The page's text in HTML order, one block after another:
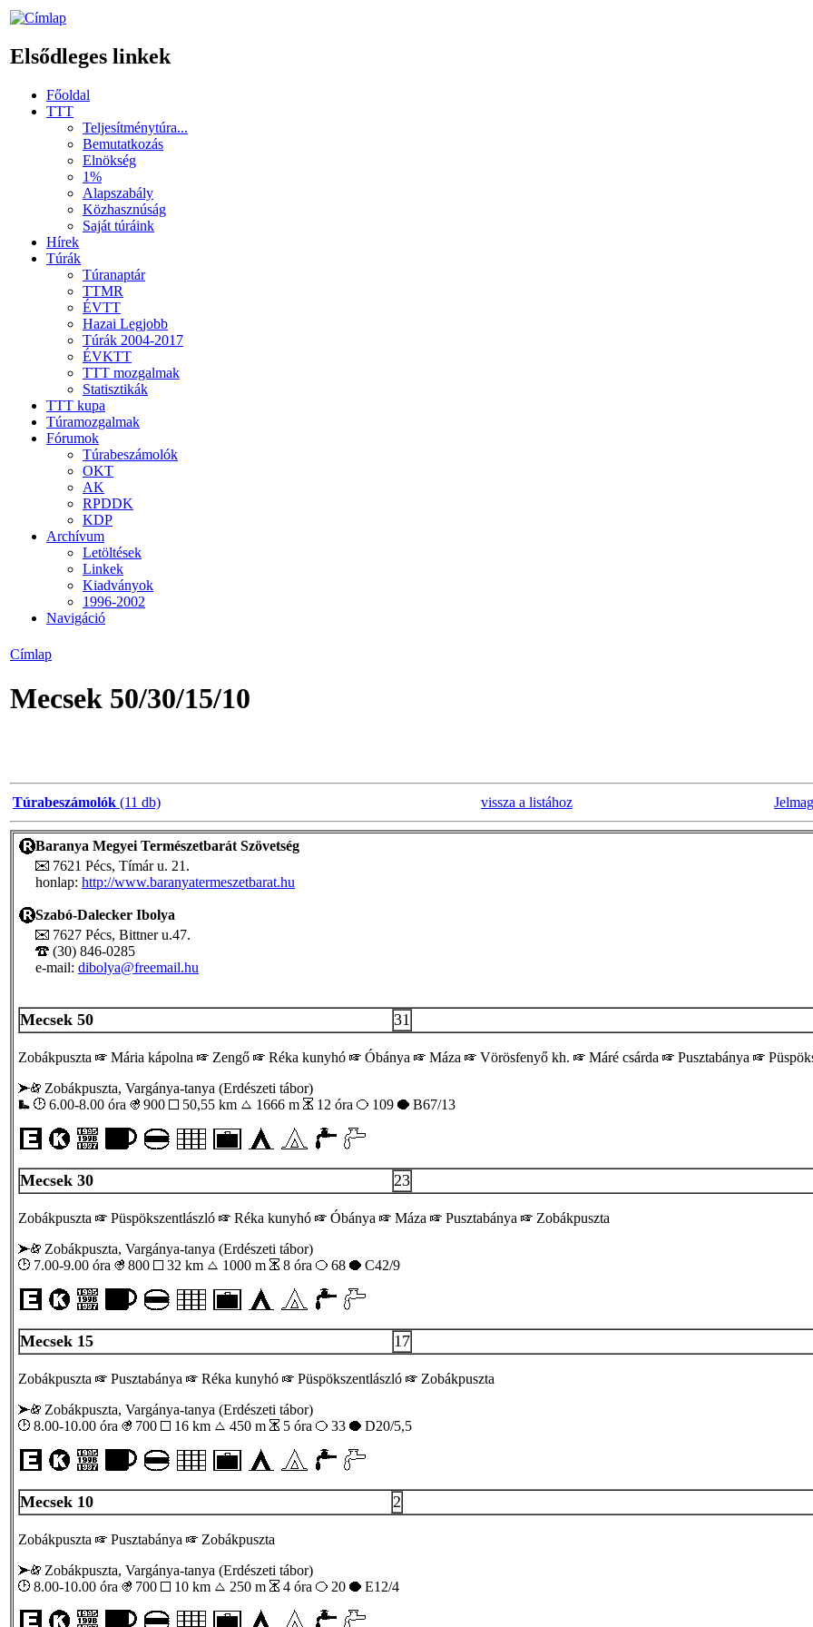
Elsődleges linkek
Főoldal
TTT
Teljesítménytúra...
Bemutatkozás
Elnökség
1%
Alapszabály
Közhasznúság
Saját túráink
Hírek
Túrák
Túranaptár
TTMR
ÉVTT
Hazai Legjobb
Túrák 2004-2017
ÉVKTT
TTT mozgalmak
Statisztikák
TTT kupa
Túramozgalmak
Fórumok
Túrabeszámolók
OKT
AK
RPDDK
KDP
Archívum
Letöltések
Linkek
Kiadványok
1996-2002
Navigáció
Címlap
Mecsek 50/30/15/10
Túrabeszámolók (11 db) vissza a listához
Baranya Megyei Természetbarát Szövetség
7621 Pécs, Tímár u. 21.
honlap: http://www.baranyatermeszetbarat.hu
Szabó-Dalecker Ibolya
7627 Pécs, Bittner u.47.
(30) 846-0285
e-mail: dibolya@freemail.hu
Mecsek 50 31
Zobákpuszta Mária kápolna Zengő Réka kunyhó Óbánya Máza Vörösfenyő kh. Máré csárda Pusztabánya
Zobákpuszta, Vargánya-tanya (Erdészeti tábor)
6.00-8.00 óra
900 50,55 km 1666 m 12 óra 109 B67/13
Mecsek 30 23
Zobákpuszta Püspökszentlászló Réka kunyhó Óbánya Máza Pusztabánya
Zobákpuszta
Zobákpuszta, Vargánya-tanya (Erdészeti tábor)
7.00-9.00 óra
800 32 km 1000 m 8 óra 68 C42/9
Mecsek 15 17
Zobákpuszta Pusztabánya Réka kunyhó Püspökszentlászló
Zobákpuszta
Zobákpuszta, Vargánya-tanya (Erdészeti tábor)
8.00-10.00 óra
700 16 km 450 m 5 óra 33 D20/5,5
Mecsek 10 2
Zobákpuszta Pusztabánya
Zobákpuszta
Zobákpuszta, Vargánya-tanya (Erdészeti tábor)
8.00-10.00 óra
700 10 km 250 m 4 óra 20 E12/4